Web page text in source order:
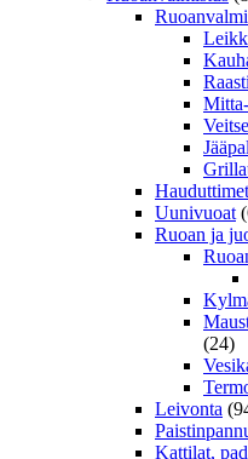
Uunivuoat
Ruoan ja
(24)
Leivonta
Kattilat,